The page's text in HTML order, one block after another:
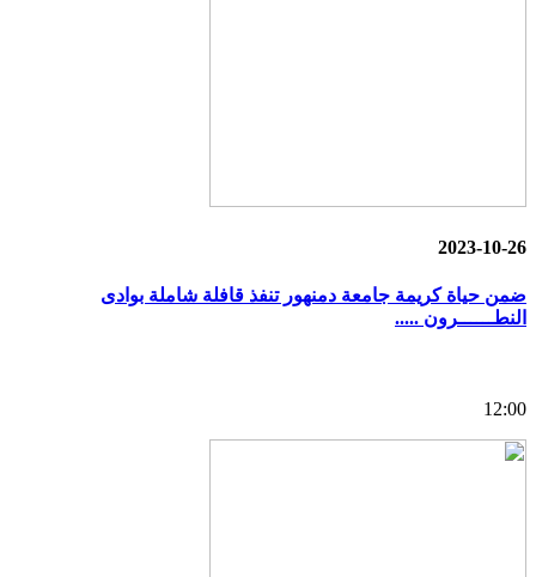
2023-10-26
ضمن حياة كريمة جامعة دمنهور تنفذ قافلة شاملة بوادى
النطــــــرون .....
12:00